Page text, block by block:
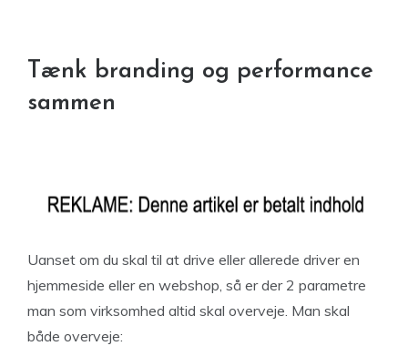
Tænk branding og performance
sammen
Uanset om du skal til at drive eller allerede driver en
hjemmeside eller en webshop, så er der 2 parametre
man som virksomhed altid skal overveje. Man skal
både overveje: